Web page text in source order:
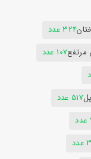
324 عدد
107 عدد
517 عدد